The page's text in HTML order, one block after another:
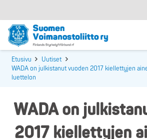
Etusivu
Uutiset
WADA on julkistanut vuoden 2017 kiellettyjen
luettelon
WADA on
2017 kiellettyjen